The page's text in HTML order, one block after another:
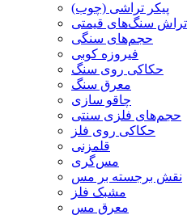
پیکر تراشی (چوب)
تراش سنگ‌های قیمتی
حجم‌های سنگی
فیروزه کوبی
حکاکی روی سنگ
معرق سنگ
چاقو سازی
حجم‌های فلزی سنتی
حکاکی روی فلز
قلمزنی
مس‌گری
نقش برجسته بر مس
مشبک فلز
معرق مس